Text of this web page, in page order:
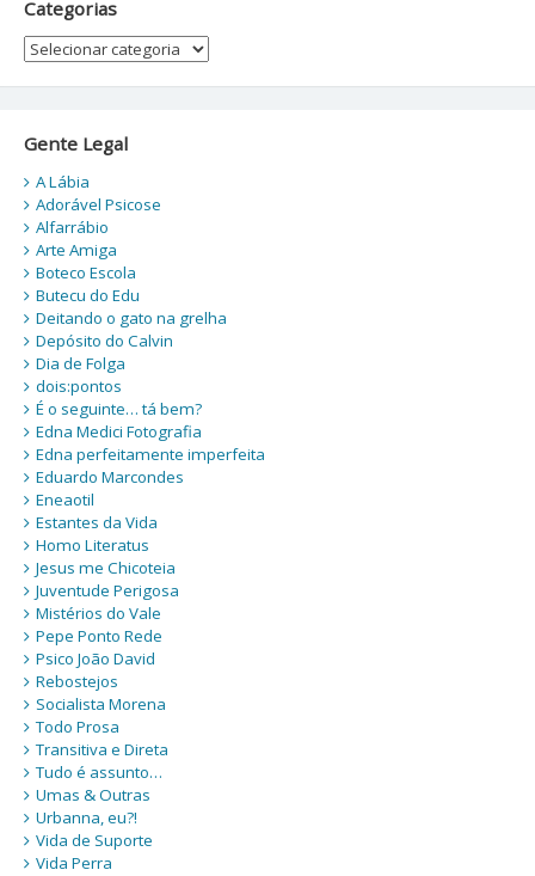
Categorias
Categorias
Gente Legal
A Lábia
Adorável Psicose
Alfarrábio
Arte Amiga
Boteco Escola
Butecu do Edu
Deitando o gato na grelha
Depósito do Calvin
Dia de Folga
dois:pontos
É o seguinte… tá bem?
Edna Medici Fotografia
Edna perfeitamente imperfeita
Eduardo Marcondes
Eneaotil
Estantes da Vida
Homo Literatus
Jesus me Chicoteia
Juventude Perigosa
Mistérios do Vale
Pepe Ponto Rede
Psico João David
Rebostejos
Socialista Morena
Todo Prosa
Transitiva e Direta
Tudo é assunto…
Umas & Outras
Urbanna, eu?!
Vida de Suporte
Vida Perra